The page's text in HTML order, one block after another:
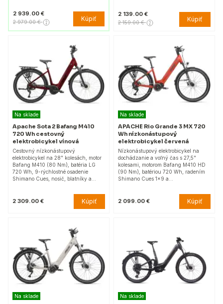
2 939.00 €
2 979.00 € Kúpiť
2 139.00 €
2 159.00 € Kúpiť
Na sklade
Apache Sota 2 Bafang M410
720 Wh cestovný
elektrobicykel vínová
Cestovný nízkonástupový
elektrobicykel na 28" kolesách, motor
Bafang M410 (80 Nm), batéria LG
720 Wh, 9-rýchlostné osadenie
Shimano Cues, nosič, blatníky a…
2 309.00 € Kúpiť
Na sklade
APACHE Rio Grande 3 MX 720
Wh nízkonástupový
elektrobicykel červená
Nízkonástupový elektrobicykel na
dochádzanie a voľný čas s 27,5"
kolesami, motorom Bafang M410 HD
(90 Nm), batériou 720 Wh, radením
Shimano Cues 1x9 a…
2 099.00 € Kúpiť
Na sklade Na sklade